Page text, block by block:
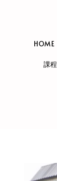
HOME
課程